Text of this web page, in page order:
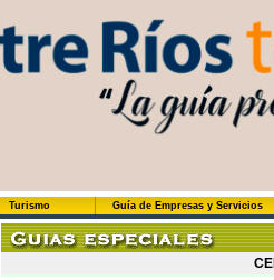
Turismo Guía de Empresas y Servicios